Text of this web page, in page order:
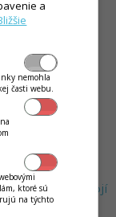
alebo ju
internet
neustále na očiach
očiach, to stojí
a
nemohla
časti webu.
ktoré sú
na týchto